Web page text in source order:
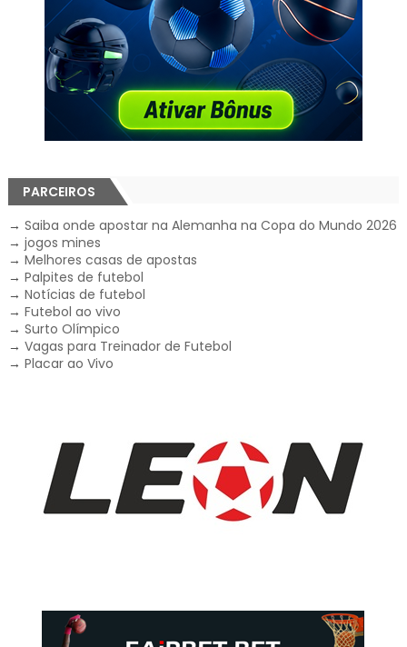
PARCEIROS
→ Saiba onde apostar na Alemanha na Copa do Mundo 2026
→ jogos mines
→ Melhores casas de apostas
→ Palpites de futebol
→ Notícias de futebol
→ Futebol ao vivo
→ Surto Olímpico
→ Vagas para Treinador de Futebol
→ Placar ao Vivo